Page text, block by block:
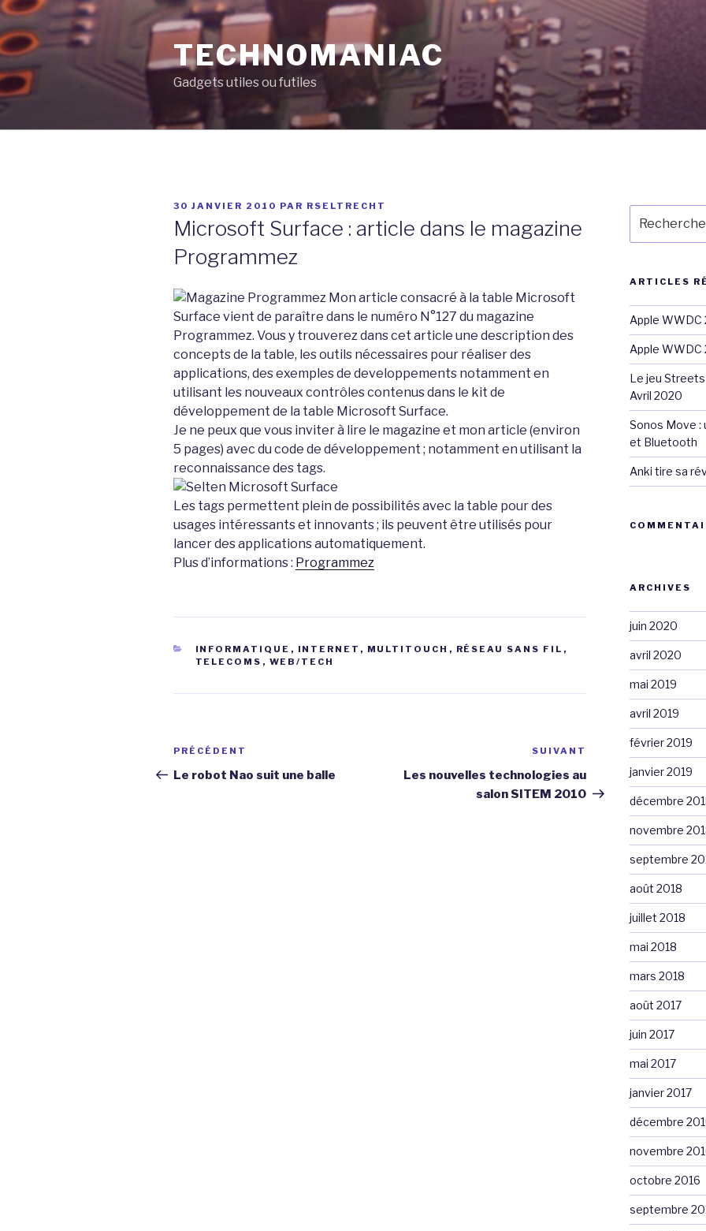
Aller
au
contenu
principal
TECHNOMANIAC
Gadgets utiles ou futiles
PUBLIÉ
30 JANVIER 2010 PAR RSELTRECHT
Microsoft Surface : article dans le magazine
Programmez
Mon article consacré à la table Microsoft
Surface vient de paraître dans le numéro N°127 du magazine
Programmez. Vous y trouverez dans cet article une description des
concepts de la table, les outils nécessaires pour réaliser des
applications, des exemples de developpements notamment en
utilisant les nouveaux contrôles contenus dans le kit de
développement de la table Microsoft Surface.
Je ne peux que vous inviter à lire le magazine et mon article (environ
5 pages) avec du code de développement ; notamment en utilisant la
reconnaissance des tags.
Les tags permettent plein de possibilités avec la table pour des
usages intéressants et innovants ; ils peuvent être utilisés pour
lancer des applications automatiquement.
Plus d’informations : Programmez
CATÉGORIES
INFORMATIQUE , INTERNET , MULTITOUCH , RÉSEAU SANS FIL ,
TELECOMS , WEB/TECH
Navigation
de
Article
précédent
PRÉCÉDENT
Le robot Nao suit une balle
suivant
SUIVANT
Les nouvelles technologies au
salon SITEM 2010
pour
:
ARTICLES
Apple WWDC
Apple WWDC
Le jeu
Avril 2020
Sonos Move :
et Bluetooth
Anki tire sa
ARCHIVES
juin 2020
avril 2020
mai 2019
avril 2019
février 2019
janvier 2019
décembre
novembre
septembre
août 2018
juillet 2018
mai 2018
mars 2018
août 2017
juin 2017
mai 2017
janvier 2017
décembre
novembre
octobre 2016
septembre